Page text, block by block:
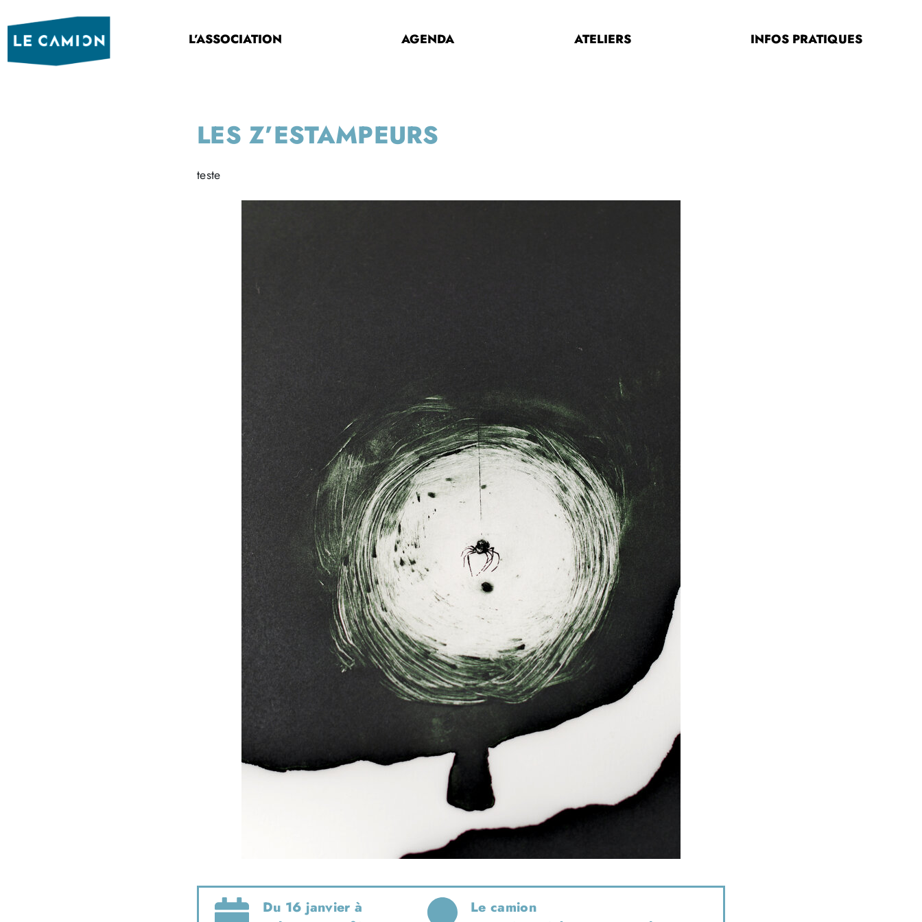
L’ASSOCIATION AGENDA ATELIERS INFOS PRATIQUES
LES Z’ESTAMPEURS
teste
Du 16 janvier à
Le camion